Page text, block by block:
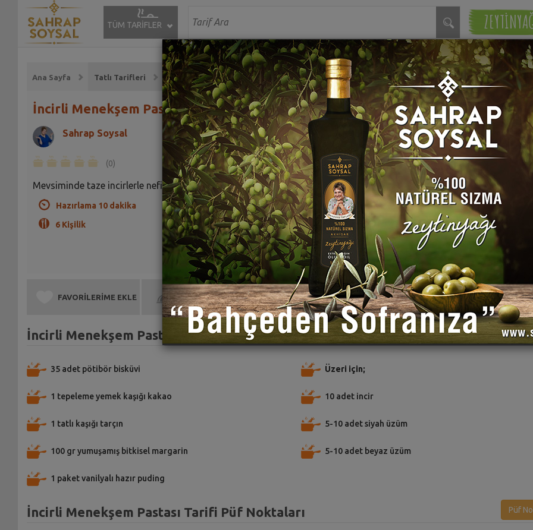
TÜM TARİFLER
Ana Sayfa Tatlı Tarifleri
İncirli Menekşem Pastası Tarifi
Sahrap Soysal
(0)
Mevsiminde taze incirlerle nefis bir pasta.
Hazırlama 10 dakika
6 Kişilik
FAVORİLERİME EKLE BEN DE YAPTIM TARİFE PUAN VER TARİFİ PAYLAŞ TARİFİ
İncirli Menekşem Pastası Tarifi için Malzemeler
35 adet pötibör bisküvi
1 tepeleme yemek kaşığı kakao
1 tatlı kaşığı tarçın
100 gr yumuşamış bitkisel margarin
1 paket vanilyalı hazır puding
Üzeri için;
10 adet incir
5-10 adet siyah üzüm
5-10 adet beyaz üzüm
İncirli Menekşem Pastası Tarifi Püf Noktaları Püf